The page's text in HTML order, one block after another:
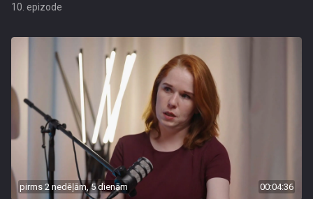
10. epizode
pirms 2 nedēļām, 5 dienām 00:04:36